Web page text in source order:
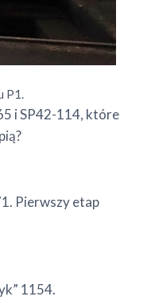
P1.
i SP42-114, które
Pierwszy etap
1154.